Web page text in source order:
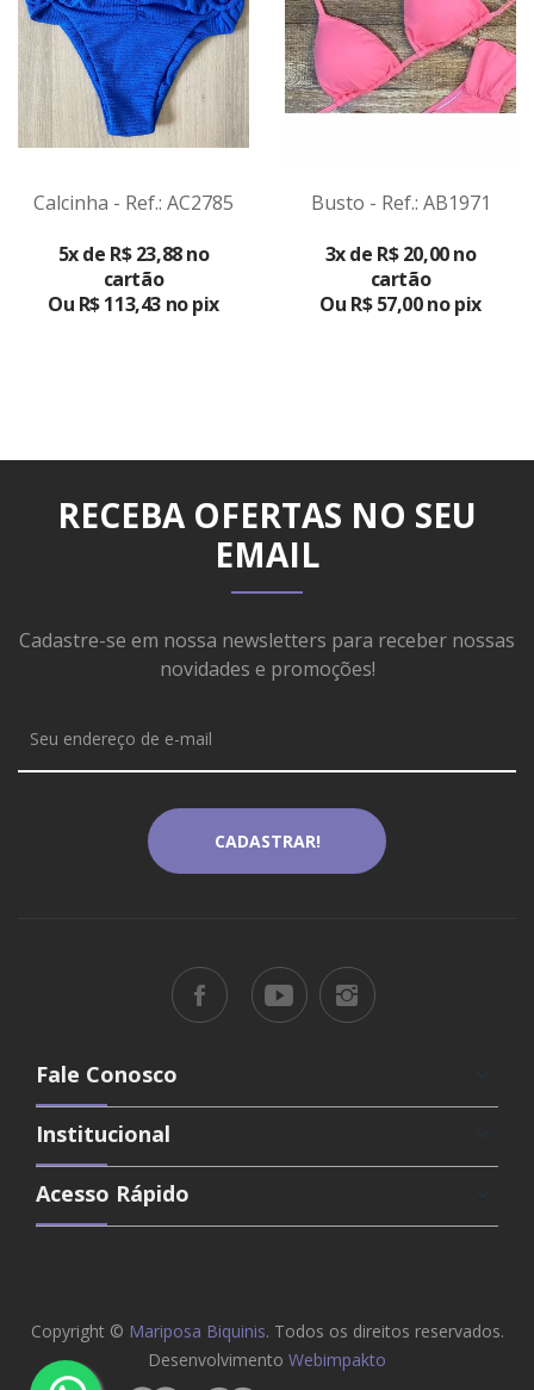
Calcinha - Ref.: AC2785
5x de R$ 23,88 no
cartão
Ou R$ 113,43 no pix
Busto - Ref.: AB1971
3x de R$ 20,00 no
cartão
Ou R$ 57,00 no pix
PRODUTO
RECEBA OFERTAS NO SEU
EMAIL
Cadastre-se em nossa newsletters para receber nossas
novidades e promoções!
Fale Conosco
Institucional
Acesso Rápido
Copyright © Mariposa Biquinis. Todos os direitos reservados.
Desenvolvimento Webimpakto